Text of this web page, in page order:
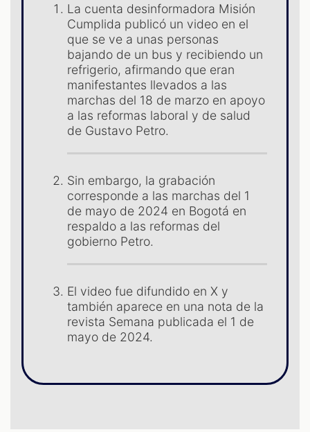
La cuenta desinformadora Misión
Cumplida publicó un video en el
que se ve a unas personas
bajando de un bus y recibiendo un
refrigerio, afirmando que eran
manifestantes llevados a las
marchas del 18 de marzo en apoyo
a las reformas laboral y de salud
de Gustavo Petro.
Sin embargo, la grabación
corresponde a las marchas del 1
de mayo de 2024 en Bogotá en
respaldo a las reformas del
gobierno Petro.
El video fue difundido en X y
también aparece en una nota de la
revista Semana publicada el 1 de
mayo de 2024.